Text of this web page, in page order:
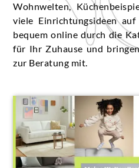
Wohnwelten,
viele Einrichtungsideen
bequem online durch die
für Ihr Zuhause und
zur Beratung mit.